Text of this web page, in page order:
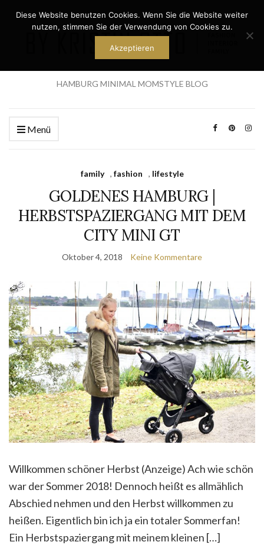
HAMBURG MINIMAL MOMSTYLE BLOG
Menü
family , fashion , lifestyle
GOLDENES HAMBURG |
HERBSTSPAZIERGANG MIT DEM
CITY MINI GT
Oktober 4, 2018 Keine Kommentare
Willkommen schöner Herbst (Anzeige) Ach wie schön
war der Sommer 2018! Dennoch heißt es allmählich
Abschied nehmen und den Herbst willkommen zu
heißen. Eigentlich bin ich ja ein totaler Sommerfan!
Ein Herbstspaziergang mit meinem kleinen […]
Diese Website benutzen Cookies. Wenn Sie die Website weiter
nutzen, stimmen Sie der Verwendung von Cookies zu.
Akzeptieren